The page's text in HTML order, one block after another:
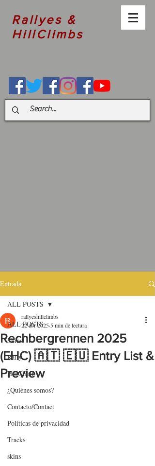
Rallyes &
HillClimbs
Entrada
ALL POSTS
Skins
Rally
HillClimb
¿Quiénes somos?
Contacto/Contact
Políticas de privacidad
Tracks
skins
ALL POSTS
Rechbergrennen 2025
(EHC) 🇦🇹 🇪🇺 Entry List &
Preview
rallyeshillclimbs
22 abr 2025 5 min de lectura